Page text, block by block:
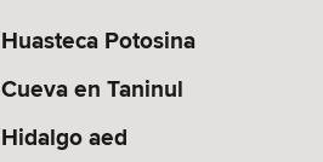
Huasteca Potosina
Cueva en Taninul
Hidalgo aed